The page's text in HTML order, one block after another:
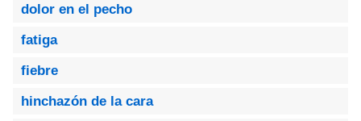
dolor en el pecho
fatiga
fiebre
hinchazón de la cara